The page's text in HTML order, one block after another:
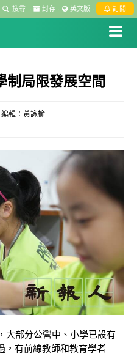
搜尋 · 封存 · 英文版 · 訂閱
制局限發展空間
編輯：黃詠榆
大部分公營中、小學已設有
，有前線教師和教育學者